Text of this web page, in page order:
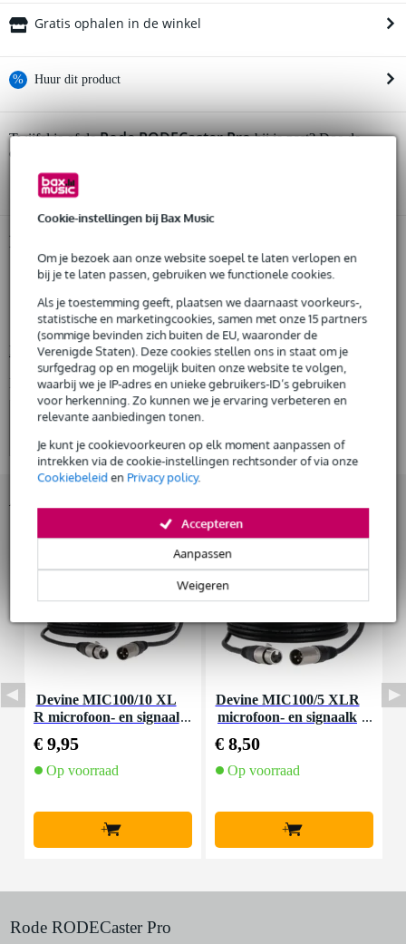
Cookie-instellingen bij Bax Music
Om je bezoek aan onze website soepel te laten verlopen en
bij je te laten passen, gebruiken we functionele cookies.
Als je toestemming geeft, plaatsen we daarnaast voorkeurs-,
statistische en marketingcookies, samen met onze 15 partners
(sommige bevinden zich buiten de EU, waaronder de
Verenigde Staten). Deze cookies stellen ons in staat om je
surfgedrag op en mogelijk buiten onze website te volgen,
waarbij we je IP-adres en unieke gebruikers-ID’s gebruiken
voor herkenning. Zo kunnen we je ervaring verbeteren en
relevante aanbiedingen tonen.
Je kunt je cookievoorkeuren op elk moment aanpassen of
intrekken via de cookie-instellingen rechtsonder of via onze
Cookiebeleiden Privacy policy.
Weigeren
Aanpassen
Accepteren
Gratis ophalen in de winkel
% Huur dit product
Huur dit product al vanaf 33 euro per maand
€ 2.500,-
Gratis
Al na 4 maanden maandelijks opzegbaar
De mogelijkheid om je product(en) met korting te kopen
Twijfel je of deRode RODECaster Probij je past? Doe de
check.
Productinformatie
Rode RODECaster Pro
broadcast mengpaneel
voorzien van klasse A Servo Biased preamps
Bekijk alle productspecificaties
Bekijk ook eens (4)
Devine MIC100/10 XL
R microfoon- en signaal
€ 9,95
Op voorraad
+
Devine MIC100/5 XLR
microfoon- en signaalk
€ 8,50
Op voorraad
+
Rode RODECaster Pro